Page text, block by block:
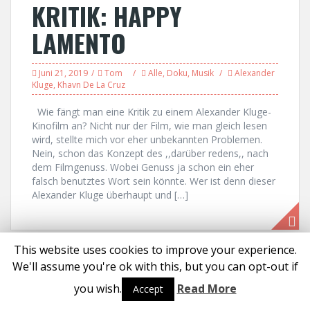
KRITIK: HAPPY
LAMENTO
Juni 21, 2019 Tom Alle, Doku, Musik
Alexander
Kluge, Khavn De La Cruz
Wie fängt man eine Kritik zu einem Alexander Kluge-
Kinofilm an? Nicht nur der Film, wie man gleich lesen
wird, stellte mich vor eher unbekannten Problemen.
Nein, schon das Konzept des ,,darüber redens,, nach
dem Filmgenuss. Wobei Genuss ja schon ein eher
falsch benutztes Wort sein könnte. Wer ist denn dieser
Alexander Kluge überhaupt und […]
Proudly powered by WordPress |Theme:Solon by aThemes
This website uses cookies to improve your experience.
We'll assume you're ok with this, but you can opt-out if
you wish.
Accept Read More
Social media & sharing icons powered byUltimatelySocial